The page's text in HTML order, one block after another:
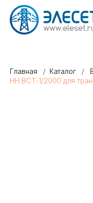
Главная / Каталог /
НН ВСТ-1/2000 для